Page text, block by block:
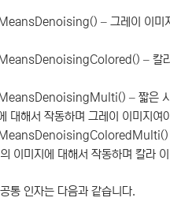
– 그레이 이미
– 칼라
– 짧은 시
대해서 작동하며 그레이 이미지여
이미지에 대해서 작동하며 칼라
통 인자는 다음과 같습니다.